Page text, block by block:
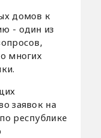
домов к
- один из
многих
заявок на
республике